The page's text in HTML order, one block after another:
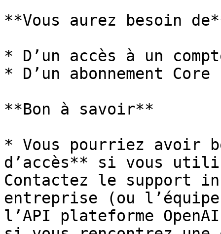
**Vous aurez besoin
* D’un accès à un
* D’un abonnement Core
**Bon à savoir**
* Vous pourriez avoir
d’accès** si vous
Contactez le support
entreprise (ou
l’API plateforme